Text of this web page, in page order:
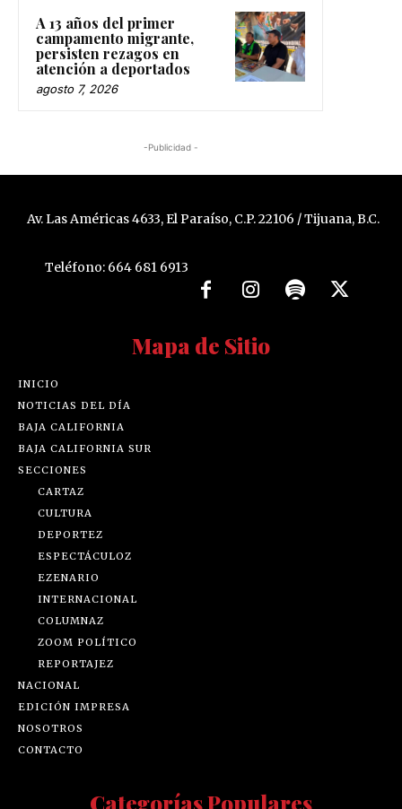
A 13 años del primer
campamento migrante,
persisten rezagos en
atención a deportados
agosto 7, 2026
-Publicidad -
Av. Las Américas 4633, El Paraíso, C.P. 22106 / Tijuana, B.C.
Teléfono: 664 681 6913
Mapa de Sitio
INICIO
NOTICIAS DEL DÍA
BAJA CALIFORNIA
BAJA CALIFORNIA SUR
SECCIONES
CARTAZ
CULTURA
DEPORTEZ
ESPECTÁCULOZ
EZENARIO
INTERNACIONAL
COLUMNAZ
ZOOM POLÍTICO
REPORTAJEZ
NACIONAL
EDICIÓN IMPRESA
NOSOTROS
CONTACTO
Categorías Populares